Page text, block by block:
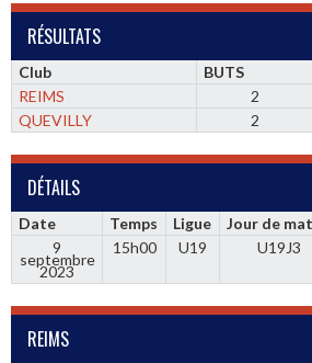
RÉSULTATS
Club BUTS
REIMS
2
QUEVILLY
2
DÉTAILS
Date Temps Ligue Jour de
9
septembre
2023
15h00 U19 U19J3
REIMS